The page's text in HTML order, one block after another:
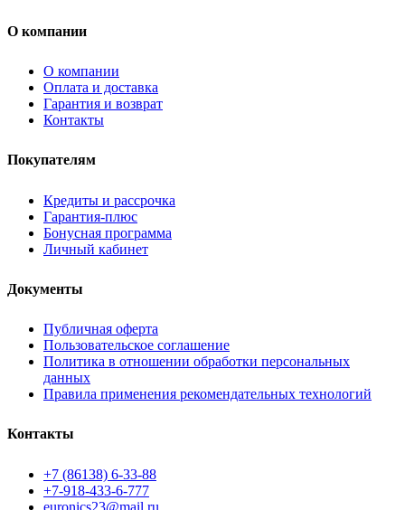
О компании
О компании
Оплата и доставка
Гарантия и возврат
Контакты
Покупателям
Кредиты и рассрочка
Гарантия-плюс
Бонусная программа
Личный кабинет
Документы
Публичная оферта
Пользовательское соглашение
Политика в отношении обработки персональных
данных
Правила применения рекомендательных технологий
Контакты
+7 (86138) 6-33-88
+7-918-433-6-777
euronics23@mail.ru